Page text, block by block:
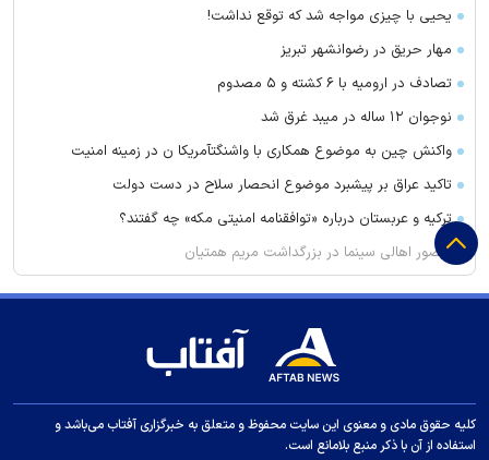
یحیی با چیزی مواجه شد که توقع نداشت!
مهار حریق در رضوانشهر تبریز
تصادف در ارومیه با ۶ کشته و ۵ مصدوم
نوجوان ۱۲ ساله در میبد غرق شد
واکنش چین به موضوع همکاری با واشنگتآمریکا ن در زمینه امنیت
تاکید عراق بر پیشبرد موضوع انحصار سلاح در دست دولت
ترکیه و عربستان درباره «توافقنامه امنیتی مکه» چه گفتند؟
حضور اهالی سینما در بزرگداشت مریم همتیان
امام جمعه اهواز: می‌خواهیم عمق آمریکا را هدف قرار دهیم تا مردم
آنها موشک خوردن را ببینند
قیمت برنج چند؟
گرانی و افت تقاضا در بازار پلاستیک
کلیه حقوق مادی و معنوی این سایت محفوظ و متعلق به خبرگزاری آفتاب می‌باشد و
استفاده از آن با ذکر منبع بلامانع است.